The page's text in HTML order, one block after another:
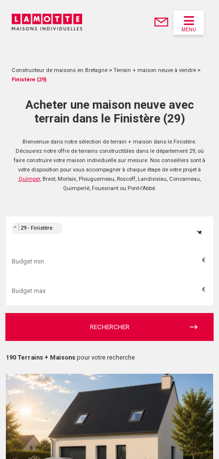
MENU
Constructeur de maisons en Bretagne > Terrain + maison neuve à vendre >
Finistère (29)
Acheter une maison neuve avec
terrain dans le Finistère (29)
Bienvenue dans notre sélection de terrain + maison dans le Finistère.
Découvrez notre offre de terrains constructibles dans le département 29, où
faire construire votre maison individuelle sur mesure. Nos conseillers sont à
votre disposition pour vous accompagner à chaque étape de votre projet à
Quimper, Brest, Morlaix, Plouguerneau, Roscoff, Landivisiau, Concarneau,
Quimperlé, Fouesnant ou Pont-l’Abbé.
×
× 29 - Finistère
€
€
RECHERCHER
190 Terrains + Maisons pour votre recherche